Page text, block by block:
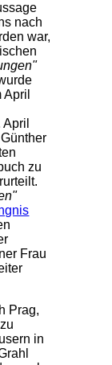
nach
war,
zu
Frau
Prag,
in